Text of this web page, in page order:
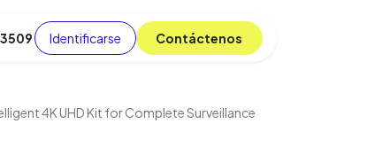
Cursos Blog
Identificarse C​​​​ont​​​​áct​​​​​​en​​​​​​os
4K UHD Kit for Complete Surveillance